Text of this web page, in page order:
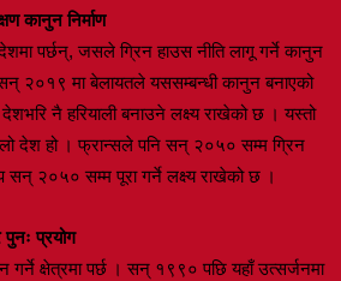
कानुन निर्माण
पर्छन्, जसले ग्रिन हाउस नीति लागू गर्ने कानुन
सन् २०१९ मा बेलायतले यससम्बन्धी कानुन बनाएको
नै हरियाली बनाउने लक्ष्य राखेको छ । यस्तो
देश हो । फ्रान्सले पनि सन् २०५० सम्म ग्रिन
सन् २०५० सम्म पूरा गर्ने लक्ष्य राखेको छ ।
प्रयोग
गर्ने क्षेत्रमा पर्छ । सन् १९९० पछि यहाँ उत्सर्जनमा